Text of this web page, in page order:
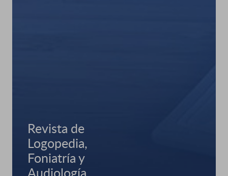
Revista de
Logopedia,
Foniatría y
Audiología